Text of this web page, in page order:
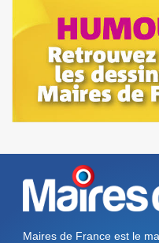
Maires de France est le